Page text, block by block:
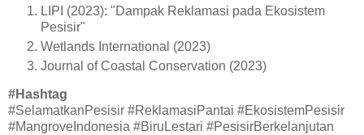
LIPI (2023): "Dampak Reklamasi pada Ekosistem
Pesisir"
Wetlands International (2023)
Journal of Coastal Conservation (2023)
#Hashtag
#SelamatkanPesisir #ReklamasiPantai #EkosistemPesisir
#MangroveIndonesia #BiruLestari #PesisirBerkelanjutan